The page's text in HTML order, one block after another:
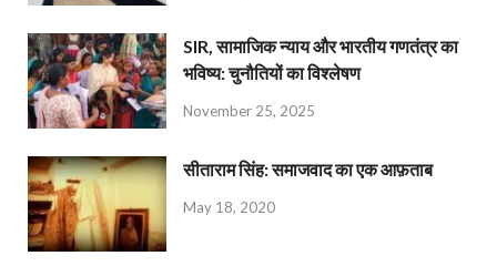
SIR, सामाजिक न्याय और भारतीय गणतंत्र का
भविष्य: चुनौतियों का विश्लेषण
November 25, 2025
सीताराम सिंह: समाजवाद का एक आफ़ताब
May 18, 2020